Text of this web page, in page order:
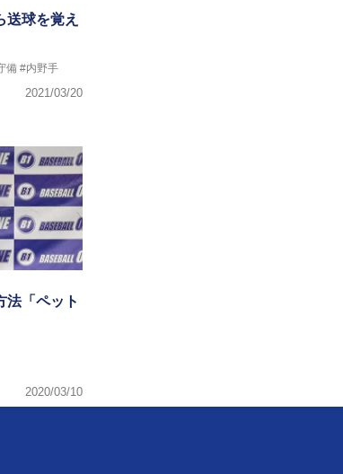
送球を覚え
備 #内野手
2021/03/20
法「ペット
2020/03/10